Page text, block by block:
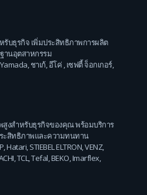
รับธุรกิจ เพิ่มประสิทธิภาพการผลิต
านอุตสาหกรรม
Yamada,ชาเก้,อีโค่ ,เซฟตี้ จ็อกเกอร์,
งสำหรับธุรกิจของคุณ พร้อมบริการ
ะสิทธิภาพและความทนทาน
,Hatari,STIEBEL ELTRON,VENZ,
,TCL,Tefal,BEKO,Imarflex,